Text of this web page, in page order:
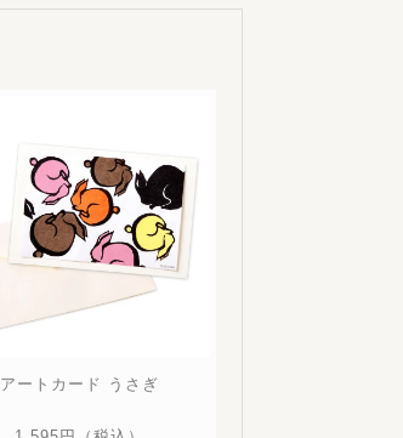
アートカード うさぎ